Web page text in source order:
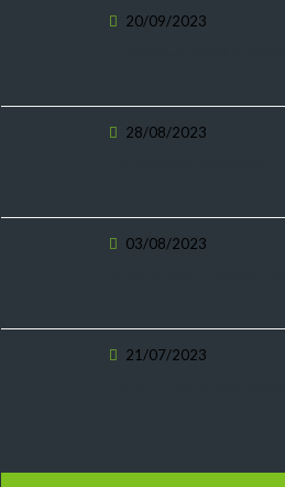
20/09/2023
28/08/2023
03/08/2023
21/07/2023